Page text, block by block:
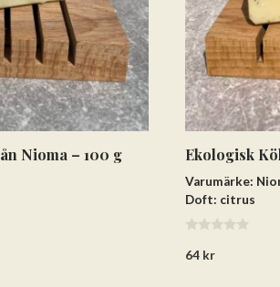
Nioma – 100 g Ekologisk
Varumärke:
Doft: citrus
a
64 kr